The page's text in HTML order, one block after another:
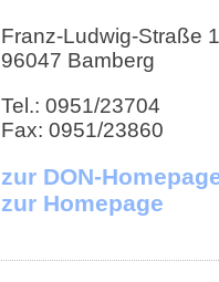
Franz-Ludwig-Straße
96047 Bamberg
Tel.: 0951/23704
Fax: 0951/23860
zur DON-
zur Homepage